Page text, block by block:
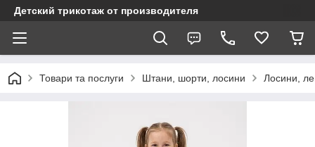
Детский трикотаж от производителя
Товари та послуги Штани, шорти, лосини Лосини,